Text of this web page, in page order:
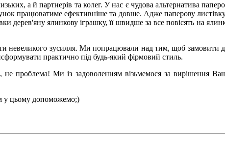
а й партнерів та колег. У нас є чудова альтернатива
працюватиме ефективніше та довше. Адже паперову
дерев'яну ялинкову іграшку, її швидше за все повісять на
невеликого зусилля. Ми попрацювали над тим, щоб
практично під будь-який фірмовий стиль.
проблема! Ми із задоволенням візьмемося за вирішення
у цьому допоможемо;)